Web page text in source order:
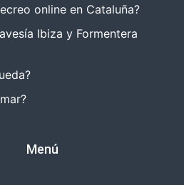
online en Cataluña?
Ibiza y Formentera
Menú